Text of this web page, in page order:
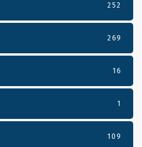
252
269
16
1
109